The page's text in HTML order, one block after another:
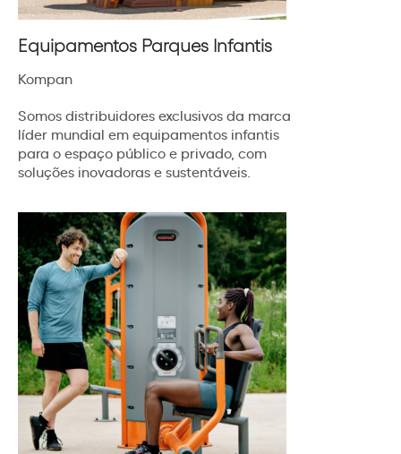
Equipamentos Parques Infantis
Kompan
Somos distribuidores exclusivos da marca
líder mundial em equipamentos infantis
para o espaço público e privado, com
soluções inovadoras e sustentáveis.